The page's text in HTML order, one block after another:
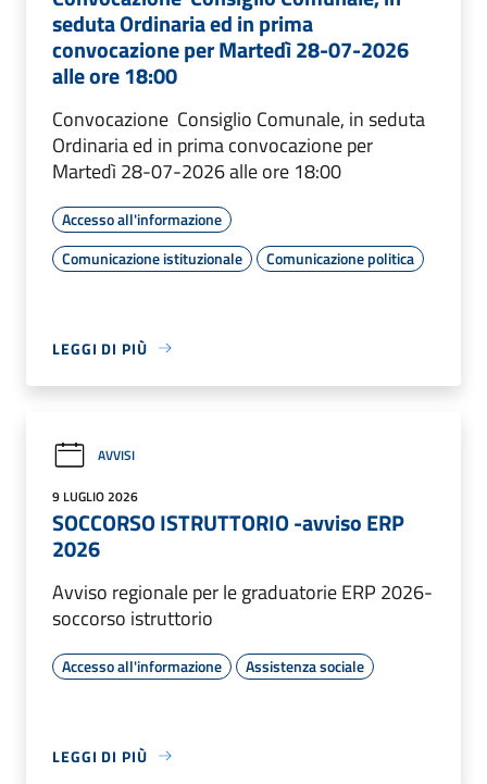
seduta Ordinaria ed in prima
convocazione per Martedì 28-07-2026
alle ore 18:00
Convocazione Consiglio Comunale, in seduta
Ordinaria ed in prima convocazione per
Martedì 28-07-2026 alle ore 18:00
Accesso all'informazione
Comunicazione istituzionale
Comunicazione politica
LEGGI DI PIÙ
AVVISI
9 LUGLIO 2026
SOCCORSO ISTRUTTORIO -avviso ERP
2026
Avviso regionale per le graduatorie ERP 2026-
soccorso istruttorio
Accesso all'informazione Assistenza sociale
LEGGI DI PIÙ